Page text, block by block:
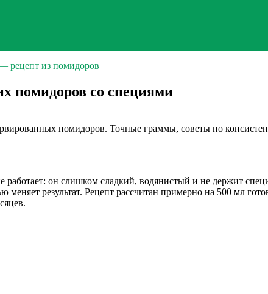
рецепт из помидоров
помидоров со специями
помидоров. Точные граммы, советы по
он слишком сладкий, водянистый и не держит
меняет результат. Рецепт рассчитан примерно на 500 мл